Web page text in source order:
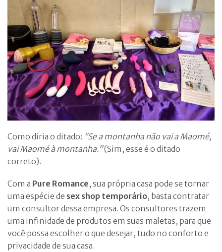
Como diria o ditado: “Se a montanha não vai a Maomé,
vai Maomé à montanha.”(Sim, esse é o ditado
correto).
Com a Pure Romance, sua própria casa pode se tornar
uma espécie de sex shop temporário, basta contratar
um consultor dessa empresa. Os consultores trazem
uma infinidade de produtos em suas maletas, para que
você possa escolher o que desejar, tudo no conforto e
privacidade de sua casa.